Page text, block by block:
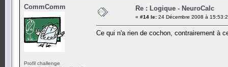
CommComm
Profil challenge
Re : Logique - NeuroCalc
« #14 le: 24 Décembre 2008 à
Ce qui n'a rien de cochon, contrairement à